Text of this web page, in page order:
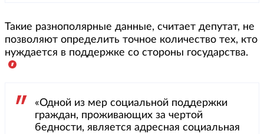
Такие разнополярные данные, считает депутат, не
позволяют определить точное количество тех, кто
нуждается в поддержке со стороны государства.
«Одной из мер социальной поддержки
граждан, проживающих за чертой
бедности, является адресная социальная